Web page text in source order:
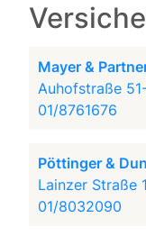
Mayer &
Auhofstraße
01/8761676
Pöttinger &
Lainzer Straße
01/8032090